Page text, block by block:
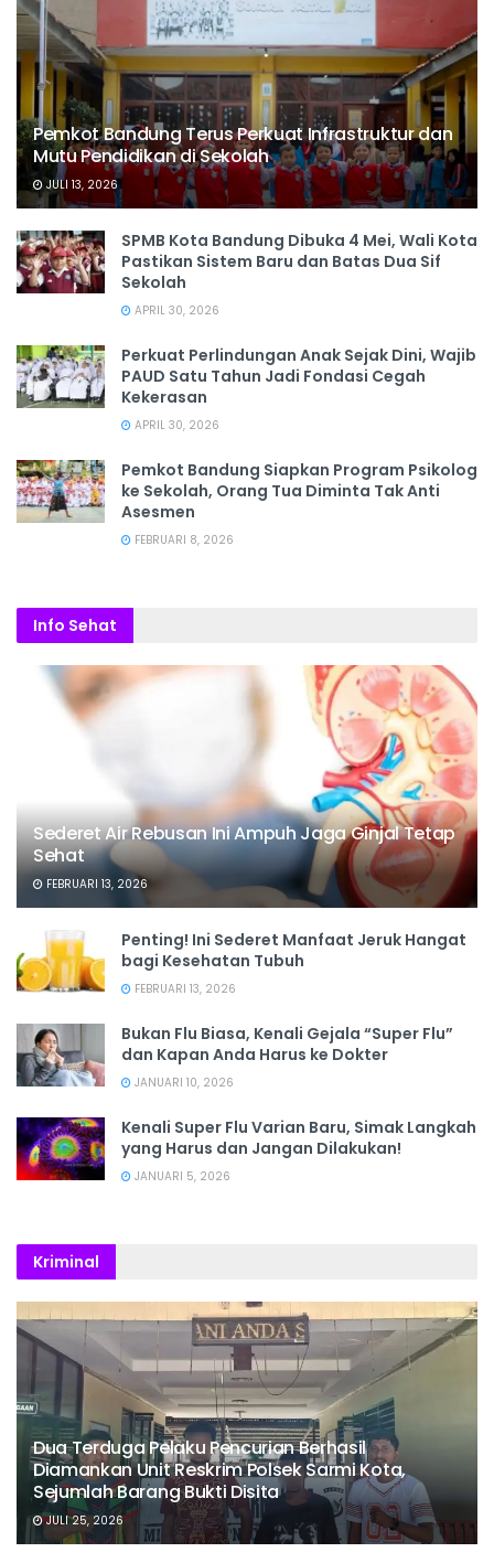
Pemkot Bandung Terus Perkuat Infrastruktur dan
Mutu Pendidikan di Sekolah
JULI 13, 2026
SPMB Kota Bandung Dibuka 4 Mei, Wali Kota
Pastikan Sistem Baru dan Batas Dua Sif
Sekolah
APRIL 30, 2026
Perkuat Perlindungan Anak Sejak Dini, Wajib
PAUD Satu Tahun Jadi Fondasi Cegah
Kekerasan
APRIL 30, 2026
Pemkot Bandung Siapkan Program Psikolog
ke Sekolah, Orang Tua Diminta Tak Anti
Asesmen
FEBRUARI 8, 2026
Info Sehat
Sederet Air Rebusan Ini Ampuh Jaga Ginjal Tetap
Sehat
FEBRUARI 13, 2026
Penting! Ini Sederet Manfaat Jeruk Hangat
bagi Kesehatan Tubuh
FEBRUARI 13, 2026
Bukan Flu Biasa, Kenali Gejala “Super Flu”
dan Kapan Anda Harus ke Dokter
JANUARI 10, 2026
Kenali Super Flu Varian Baru, Simak Langkah
yang Harus dan Jangan Dilakukan!
JANUARI 5, 2026
Kriminal
Dua Terduga Pelaku Pencurian Berhasil
Diamankan Unit Reskrim Polsek Sarmi Kota,
Sejumlah Barang Bukti Disita
JULI 25, 2026